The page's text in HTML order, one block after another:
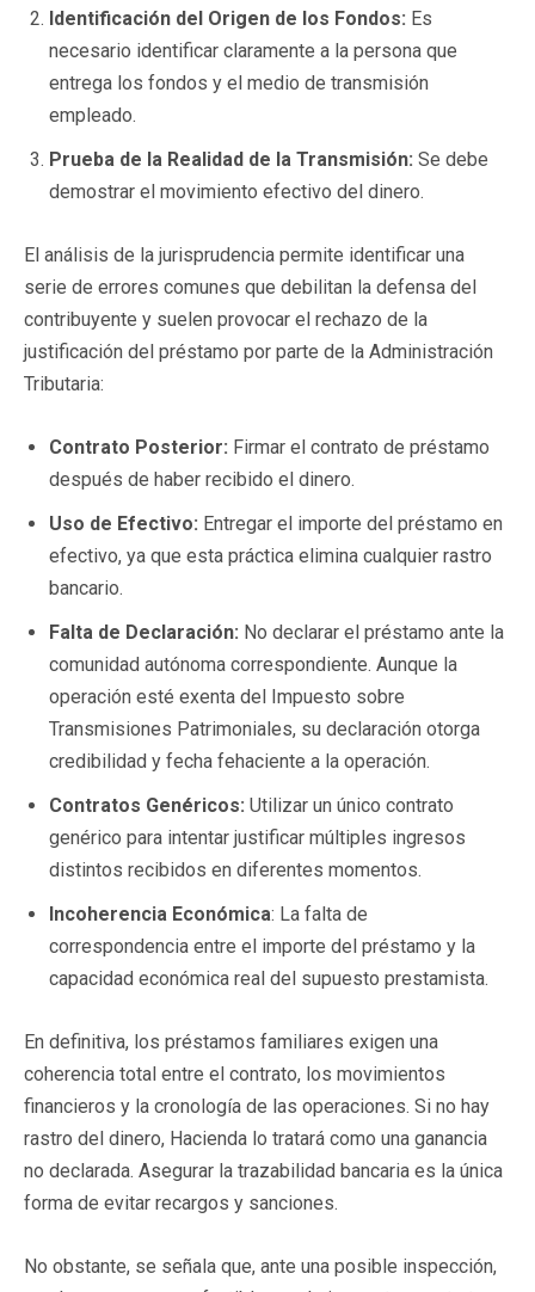
Identificación del Origen de los Fondos: Es
necesario identificar claramente a la persona que
entrega los fondos y el medio de transmisión
empleado.
Prueba de la Realidad de la Transmisión: Se debe
demostrar el movimiento efectivo del dinero.
El análisis de la jurisprudencia permite identificar una
serie de errores comunes que debilitan la defensa del
contribuyente y suelen provocar el rechazo de la
justificación del préstamo por parte de la Administración
Tributaria:
Contrato Posterior: Firmar el contrato de préstamo
después de haber recibido el dinero.
Uso de Efectivo: Entregar el importe del préstamo en
efectivo, ya que esta práctica elimina cualquier rastro
bancario.
Falta de Declaración: No declarar el préstamo ante la
comunidad autónoma correspondiente. Aunque la
operación esté exenta del Impuesto sobre
Transmisiones Patrimoniales, su declaración otorga
credibilidad y fecha fehaciente a la operación.
Contratos Genéricos: Utilizar un único contrato
genérico para intentar justificar múltiples ingresos
distintos recibidos en diferentes momentos.
Incoherencia Económica: La falta de
correspondencia entre el importe del préstamo y la
capacidad económica real del supuesto prestamista.
En definitiva, los préstamos familiares exigen una
coherencia total entre el contrato, los movimientos
financieros y la cronología de las operaciones. Si no hay
rastro del dinero, Hacienda lo tratará como una ganancia
no declarada. Asegurar la trazabilidad bancaria es la única
forma de evitar recargos y sanciones.
No obstante, se señala que, ante una posible inspección,